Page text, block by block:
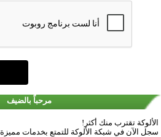
مرحباً بالضيف
الألوكة تقترب منك أكثر!
سجل الآن في شبكة الألوكة للتمتع بخدمات مميزة.